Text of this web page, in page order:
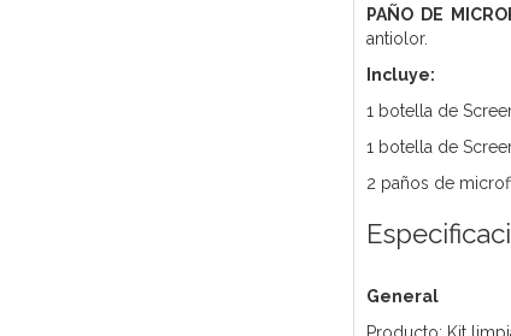
PAÑO DE
antiolor.
Incluye:
1 botella de
1 botella de
2 paños de
General